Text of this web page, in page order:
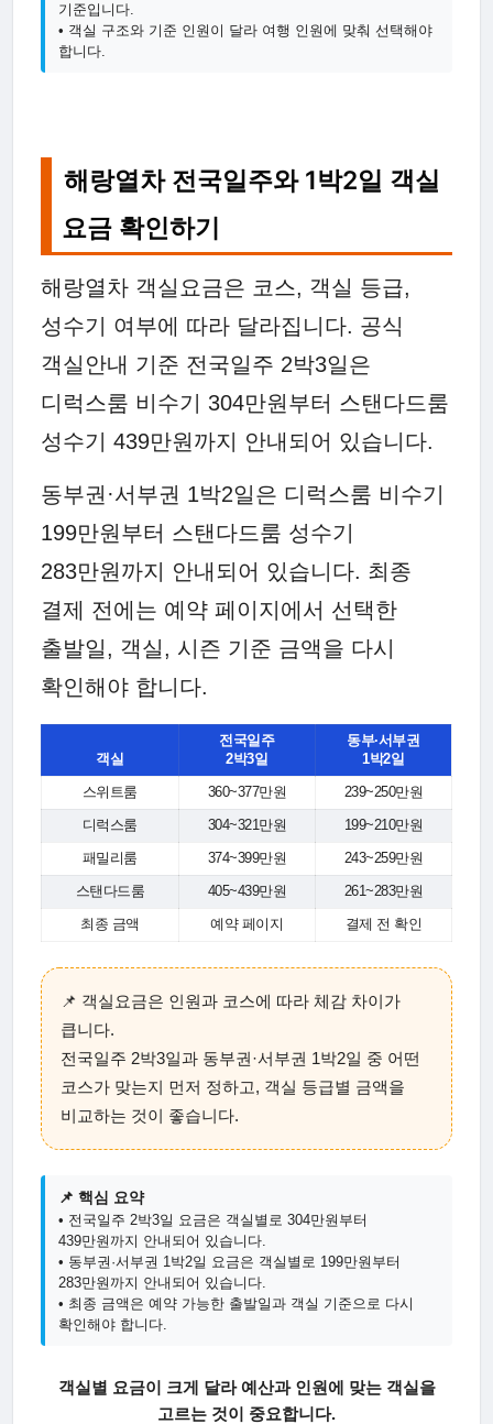
기준입니다.
• 객실 구조와 기준 인원이 달라 여행 인원에 맞춰 선택해야
합니다.
해랑열차 전국일주와 1박2일 객실
요금 확인하기
해랑열차 객실요금은 코스, 객실 등급,
성수기 여부에 따라 달라집니다. 공식
객실안내 기준 전국일주 2박3일은
디럭스룸 비수기 304만원부터 스탠다드룸
성수기 439만원까지 안내되어 있습니다.
동부권·서부권 1박2일은 디럭스룸 비수기
199만원부터 스탠다드룸 성수기
283만원까지 안내되어 있습니다. 최종
결제 전에는 예약 페이지에서 선택한
출발일, 객실, 시즌 기준 금액을 다시
확인해야 합니다.
객실
전국일주
2박3일
동부·서부권
1박2일
스위트룸 360~377만원 239~250만원
디럭스룸 304~321만원 199~210만원
패밀리룸 374~399만원 243~259만원
스탠다드룸 405~439만원 261~283만원
최종 금액 예약 페이지 결제 전 확인
📌 객실요금은 인원과 코스에 따라 체감 차이가
큽니다.
전국일주 2박3일과 동부권·서부권 1박2일 중 어떤
코스가 맞는지 먼저 정하고, 객실 등급별 금액을
비교하는 것이 좋습니다.
📌 핵심 요약
• 전국일주 2박3일 요금은 객실별로 304만원부터
439만원까지 안내되어 있습니다.
• 동부권·서부권 1박2일 요금은 객실별로 199만원부터
283만원까지 안내되어 있습니다.
• 최종 금액은 예약 가능한 출발일과 객실 기준으로 다시
확인해야 합니다.
객실별 요금이 크게 달라 예산과 인원에 맞는 객실을
고르는 것이 중요합니다.